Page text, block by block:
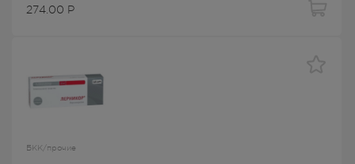
274.00 Р
БКК/прочие